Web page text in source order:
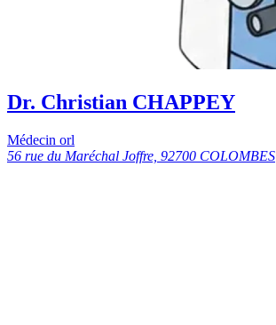
Dr. Christian CHAPPEY
Médecin orl
56 rue du Maréchal Joffre, 92700 COLOMBES